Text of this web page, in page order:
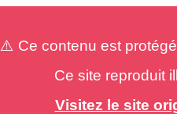
⚠️ Ce contenu est
Ce site reproduit
Visitez le site